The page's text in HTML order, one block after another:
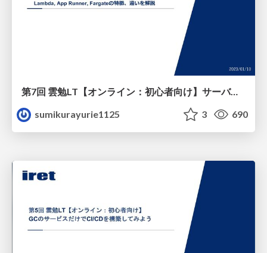
第7回 雲勉LT【オンライン：初心者向け】サーバレスコンテナサービス Lambda, Fargate, App Runnerの特徴、違いを解説
sumikurayurie1125
3 690